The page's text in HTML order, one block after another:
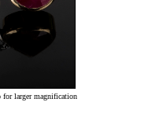
for larger magnification